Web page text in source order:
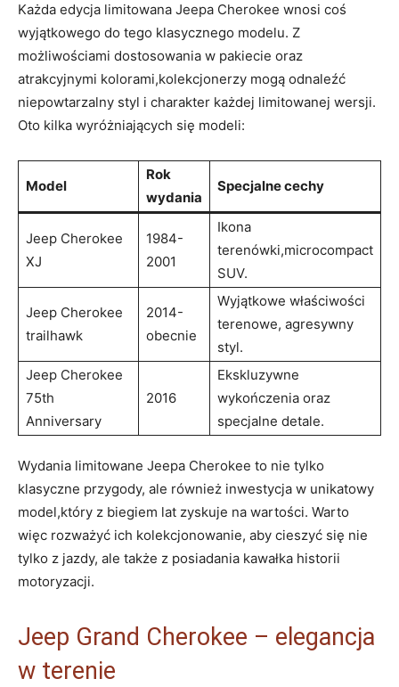
Każda edycja limitowana Jeepa Cherokee wnosi coś
wyjątkowego do tego klasycznego modelu. Z
możliwościami dostosowania w pakiecie oraz
atrakcyjnymi kolorami,kolekcjonerzy mogą odnaleźć
niepowtarzalny styl i charakter każdej limitowanej wersji.
Oto kilka wyróżniających się modeli:
Model
Rok
wydania
Specjalne cechy
Jeep Cherokee
XJ
1984-
2001
Ikona
terenówki,microcompact
SUV.
Jeep Cherokee
trailhawk
2014-
obecnie
Wyjątkowe właściwości
terenowe, agresywny
styl.
Jeep Cherokee
75th
Anniversary
2016
Ekskluzywne
wykończenia oraz
specjalne detale.
Wydania limitowane Jeepa Cherokee to nie tylko
klasyczne przygody, ale również inwestycja w unikatowy
model,który z biegiem lat zyskuje na wartości. Warto
więc rozważyć ich kolekcjonowanie, aby cieszyć się nie
tylko z jazdy, ale także z posiadania kawałka historii
motoryzacji.
Jeep Grand Cherokee – elegancja
w terenie